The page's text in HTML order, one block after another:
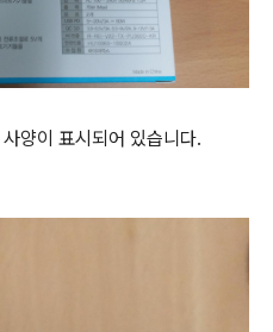
양이 표시되어 있습니다.